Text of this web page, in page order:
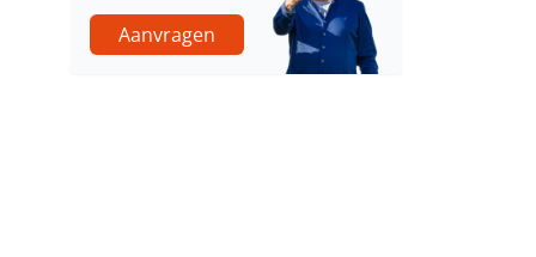
Aanvragen